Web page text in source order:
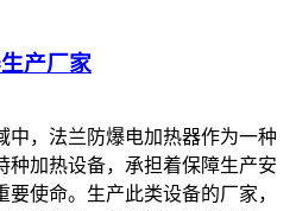
产厂家
中，法兰防爆电加热器作为一种
种加热设备，承担着保障生产安
使命。生产此类设备的厂家，